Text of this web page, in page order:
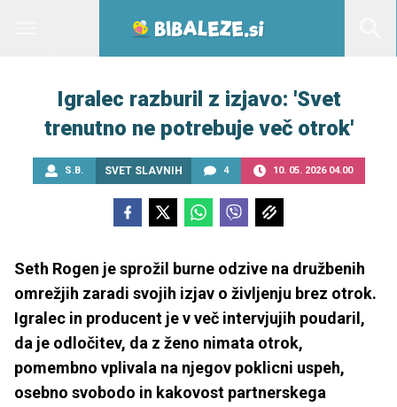
Igralec razburil z izjavo: 'Svet
trenutno ne potrebuje več otrok'
S.B. SVET SLAVNIH 4 10. 05. 2026 04.00
Seth Rogen je sprožil burne odzive na družbenih
omrežjih zaradi svojih izjav o življenju brez otrok.
Igralec in producent je v več intervjujih poudaril,
da je odločitev, da z ženo nimata otrok,
pomembno vplivala na njegov poklicni uspeh,
osebno svobodo in kakovost partnerskega